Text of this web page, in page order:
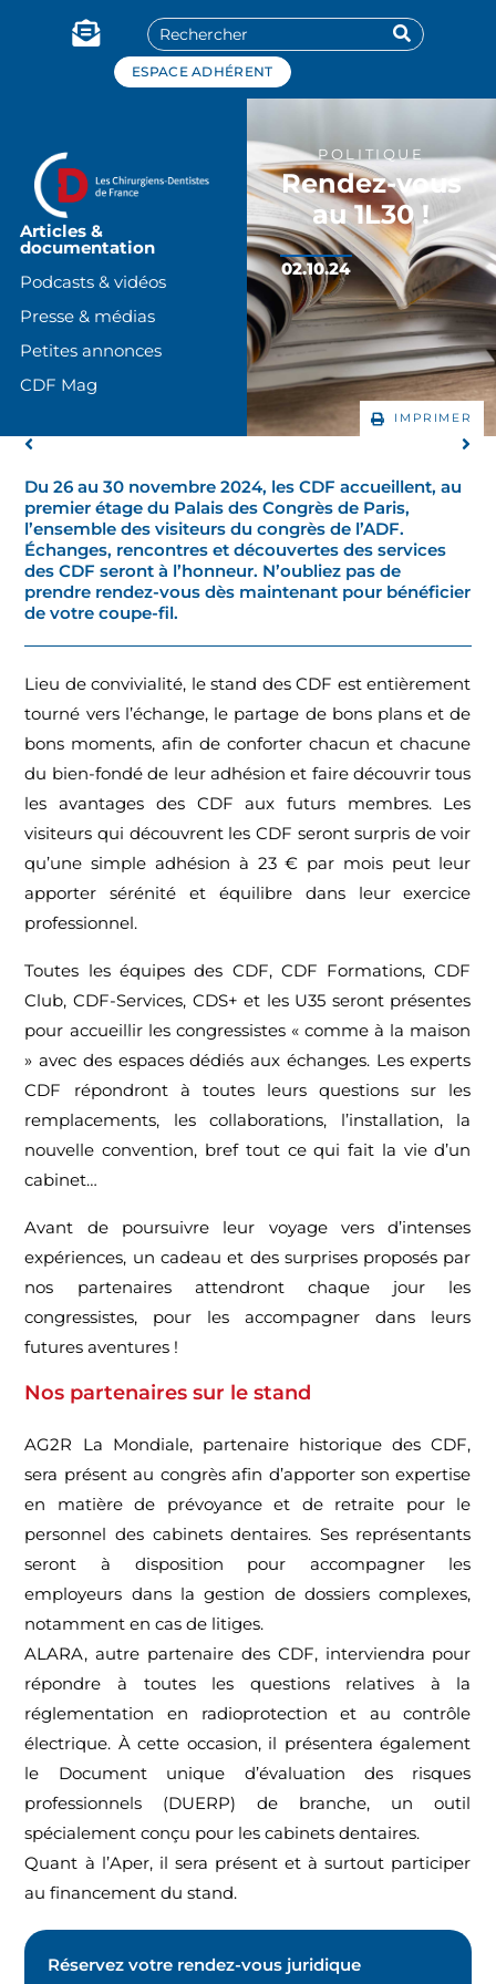
ESPACE ADHÉRENT
Articles &
documentation
Podcasts & vidéos
Presse & médias
Petites annonces
CDF Mag
POLITIQUE
Rendez-vous
au 1L30 !
IMPRIMER
02.10.24
Du 26 au 30 novembre 2024, les CDF accueillent, au
premier étage du Palais des Congrès de Paris,
l’ensemble des visiteurs du congrès de l’ADF.
Échanges, rencontres et découvertes des services
des CDF seront à l’honneur. N’oubliez pas de
prendre rendez-vous dès maintenant pour bénéficier
de votre coupe-fil.
Lieu de convivialité, le stand des CDF est entièrement
tourné vers l’échange, le partage de bons plans et de
bons moments, afin de conforter chacun et chacune
du bien-fondé de leur adhésion et faire découvrir tous
les avantages des CDF aux futurs membres. Les
visiteurs qui découvrent les CDF seront surpris de voir
qu’une simple adhésion à 23 € par mois peut leur
apporter sérénité et équilibre dans leur exercice
professionnel.
Toutes les équipes des CDF, CDF Formations, CDF
Club, CDF-Services, CDS+ et les U35 seront présentes
pour accueillir les congressistes « comme à la maison
» avec des espaces dédiés aux échanges. Les experts
CDF répondront à toutes leurs questions sur les
remplacements, les collaborations, l’installation, la
nouvelle convention, bref tout ce qui fait la vie d’un
cabinet…
Avant de poursuivre leur voyage vers d’intenses
expériences, un cadeau et des surprises proposés par
nos partenaires attendront chaque jour les
congressistes, pour les accompagner dans leurs
futures aventures !
Nos partenaires sur le stand
AG2R La Mondiale, partenaire historique des CDF,
sera présent au congrès afin d’apporter son expertise
en matière de prévoyance et de retraite pour le
personnel des cabinets dentaires. Ses représentants
seront à disposition pour accompagner les
employeurs dans la gestion de dossiers complexes,
notamment en cas de litiges.
ALARA, autre partenaire des CDF, interviendra pour
répondre à toutes les questions relatives à la
réglementation en radioprotection et au contrôle
électrique. À cette occasion, il présentera également
le Document unique d’évaluation des risques
professionnels (DUERP) de branche, un outil
spécialement conçu pour les cabinets dentaires.
Quant à l’Aper, il sera présent et à surtout participer
au financement du stand.
Réservez votre rendez-vous juridique
Panneau de gestion des cookies